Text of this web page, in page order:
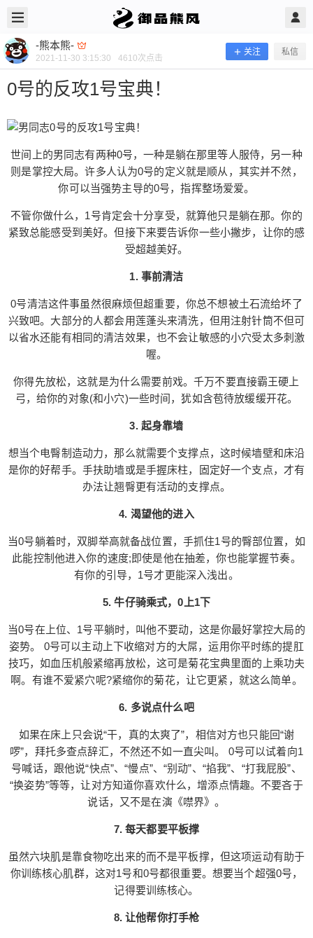
-熊本熊-
2021-11-30 3:15:30 4610次点击
关注 私信
0号的反攻1号宝典！
世间上的男同志有两种0号，一种是躺在那里等人服侍，另一种
则是掌控大局。许多人认为0号的定义就是顺从，其实并不然，
你可以当强势主导的0号，指挥整场爱爱。
不管你做什么，1号肯定会十分享受，就算他只是躺在那。你的
紧致总能感受到美好。但接下来要告诉你一些小撇步，让你的感
受超越美好。
1. 事前清洁
0号清洁这件事虽然很麻烦但超重要，你总不想被土石流给坏了
兴致吧。大部分的人都会用莲蓬头来清洗，但用注射针筒不但可
以省水还能有相同的清洁效果，也不会让敏感的小穴受太多刺激
喔。
你得先放松，这就是为什么需要前戏。千万不要直接霸王硬上
弓，给你的对象(和小穴)一些时间，犹如含苞待放缓缓开花。
3. 起身靠墙
想当个电臀制造动力，那么就需要个支撑点，这时候墙壁和床沿
是你的好帮手。手扶助墙或是手握床柱，固定好一个支点，才有
办法让翘臀更有活动的支撑点。
4. 渴望他的进入
当0号躺着时，双脚举高就备战位置，手抓住1号的臀部位置，如
此能控制他进入你的速度;即使是他在抽差，你也能掌握节奏。
有你的引导，1号才更能深入浅出。
5. 牛仔骑乘式，0上1下
当0号在上位、1号平躺时，叫他不要动，这是你最好掌控大局的
姿势。 0号可以主动上下收缩对方的大屌，运用你平时练的提肛
技巧，如血压机般紧缩再放松，这可是菊花宝典里面的上乘功夫
啊。有谁不爱紧穴呢?紧缩你的菊花，让它更紧，就这么简单。
6. 多说点什么吧
如果在床上只会说“干，真的太爽了”，相信对方也只能回“谢
啰”，拜托多查点辞汇，不然还不如一直尖叫。 0号可以试着向1
号喊话，跟他说“快点”、“慢点”、“别动”、“掐我”、“打我屁股”、
“换姿势”等等，让对方知道你喜欢什么，增添点情趣。不要吝于
说话，又不是在演《噤界》。
7. 每天都要平板撑
虽然六块肌是靠食物吃出来的而不是平板撑，但这项运动有助于
你训练核心肌群，这对1号和0号都很重要。想要当个超强0号，
记得要训练核心。
8. 让他帮你打手枪
-熊本熊- @ 御品熊风 2021/11/30
0号的反攻1号宝典！
世间上的男同志有两种0号，一种是躺在那里等人服
侍，另一种则是掌控大局。许多人认为0号的定义就
是顺从，其实并不然，你可以当强势主导的0号，指
挥整场爱爱。 不管你做什么，1号肯定会十分享
受，就算他只是躺在那。你的紧致总能感受到美
好。但接下来要告诉你一些小撇步，让你的感受超
超重要，你总不想被土石流给坏了兴致吧。大部分
的人都会用莲蓬头来清洗，但用注射针筒不但可以
省水还能有相同的清洁效果，也不会让敏感的小穴
受太多刺激喔。 你得先放松，这就是为什么需要前
一些时间，犹如含苞待放缓缓开花。 3. 起身靠墙 想
当个电臀制造动力，那么就需要个支撑点，这时候
墙壁和床沿是你的好帮手。手扶助墙或是手握床
柱，固定好一个支点，才有办法让翘臀更有活动的
就备战位置，手抓住1号的臀部位置，如此能控制他
有你的引导，1号才更能深入浅出。 5. 牛仔骑乘
式，0上1下 当0号在上位、1号平躺时，叫他不要
动，这是你最好掌控大局的姿势。 0号可以主动上
血压机般紧缩再放松，这可是菊花宝典里面的上乘
紧，就这么简单。 6. 多说点什么吧 如果在床上只会
说“干，真的太爽了”，相信对方也只能回“谢啰”，拜
托多查点辞汇，不然还不如一直尖叫。 0号可以试
着向1号喊话，跟他说“快点”、“慢点”、“别动”、“掐
什么，增添点情趣。不要吝于说话，又不是在演
《噤界》。 7. 每天都要平板撑 虽然六块肌是靠食物
吃出来的而不是平板撑，但这项运动有助于你训练
核心肌群，这对1号和0号都很重要。想要当个超强0
限于某些姿势，例如你骑上去1号时。可别让他的手